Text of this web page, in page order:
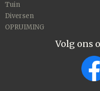
Tuin
Diversen
OPRUIMING
Volg ons